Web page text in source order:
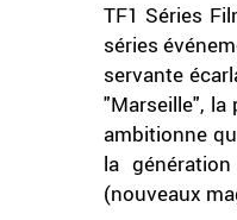
TF1 Séries
séries
servante
"Marseille", la
ambitionne
la
(nouveaux